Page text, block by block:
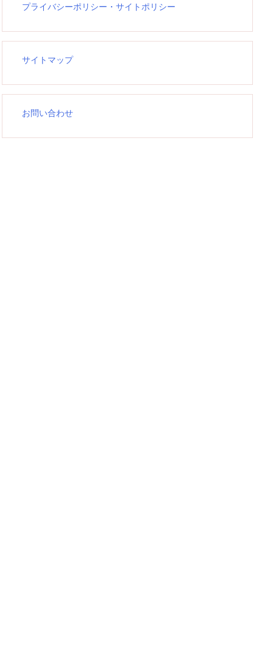
プライバシーポリシー・サイトポリシー
サイトマップ
お問い合わせ